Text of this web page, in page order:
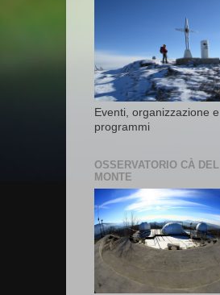
Eventi, organizzazione e
programmi
OSSERVATORIO CÀ DEL
MONTE